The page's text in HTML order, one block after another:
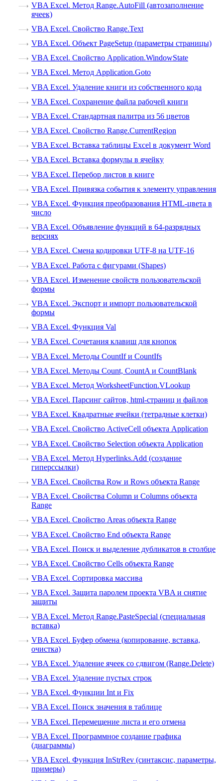
VBA Excel. Метод Range.AutoFill (автозаполнение
ячеек)
VBA Excel. Свойство Range.Text
VBA Excel. Объект PageSetup (параметры страницы)
VBA Excel. Свойство Application.WindowState
VBA Excel. Метод Application.Goto
VBA Excel. Удаление книги из собственного кода
VBA Excel. Сохранение файла рабочей книги
VBA Excel. Стандартная палитра из 56 цветов
VBA Excel. Свойство Range.CurrentRegion
VBA Excel. Вставка таблицы Excel в документ Word
VBA Excel. Вставка формулы в ячейку
VBA Excel. Перебор листов в книге
VBA Excel. Привязка события к элементу управления
VBA Excel. Функция преобразования HTML-цвета в
число
VBA Excel. Объявление функций в 64-разрядных
версиях
VBA Excel. Смена кодировки UTF-8 на UTF-16
VBA Excel. Работа с фигурами (Shapes)
VBA Excel. Изменение свойств пользовательской
формы
VBA Excel. Экспорт и импорт пользовательской
формы
VBA Excel. Функция Val
VBA Excel. Сочетания клавиш для кнопок
VBA Excel. Методы CountIf и CountIfs
VBA Excel. Методы Count, CountA и CountBlank
VBA Excel. Метод WorksheetFunction.VLookup
VBA Excel. Парсинг сайтов, html-страниц и файлов
VBA Excel. Квадратные ячейки (тетрадные клетки)
VBA Excel. Свойство ActiveCell объекта Application
VBA Excel. Свойство Selection объекта Application
VBA Excel. Метод Hyperlinks.Add (создание
гиперссылки)
VBA Excel. Свойства Row и Rows объекта Range
VBA Excel. Свойства Column и Columns объекта
Range
VBA Excel. Свойство Areas объекта Range
VBA Excel. Свойство End объекта Range
VBA Excel. Поиск и выделение дубликатов в столбце
VBA Excel. Свойство Cells объекта Range
VBA Excel. Сортировка массива
VBA Excel. Защита паролем проекта VBA и снятие
защиты
VBA Excel. Метод Range.PasteSpecial (специальная
вставка)
VBA Excel. Буфер обмена (копирование, вставка,
очистка)
VBA Excel. Удаление ячеек со сдвигом (Range.Delete)
VBA Excel. Удаление пустых строк
VBA Excel. Функции Int и Fix
VBA Excel. Поиск значения в таблице
VBA Excel. Перемещение листа и его отмена
VBA Excel. Программное создание графика
(диаграммы)
VBA Excel. Функция InStrRev (синтаксис, параметры,
примеры)